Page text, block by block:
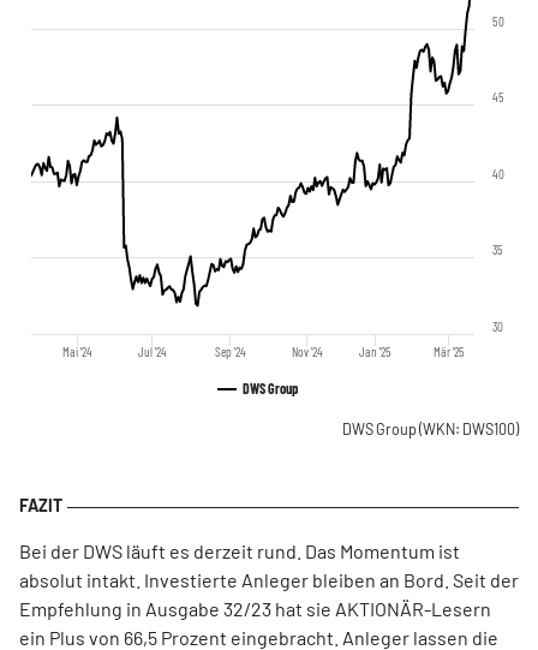
DWS Group
Mai '24 Jul '24 Sep '24 Nov '24 Jan '25 Mär '25
30
35
40
45
50
DWS Group (WKN: DWS100)
Bei der DWS läuft es derzeit rund. Das Momentum ist
absolut intakt. Investierte Anleger bleiben an Bord. Seit der
Empfehlung in Ausgabe 32/23 hat sie AKTIONÄR-Lesern
ein Plus von 66,5 Prozent eingebracht. Anleger lassen die